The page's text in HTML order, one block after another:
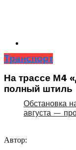
Обстановка
августа —
Транспорт
На трассе М4
полный штиль
Автор: